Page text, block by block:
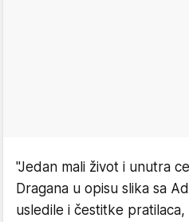
"Jedan mali život i unutra
Dragana u opisu slika sa
usledile i čestitke